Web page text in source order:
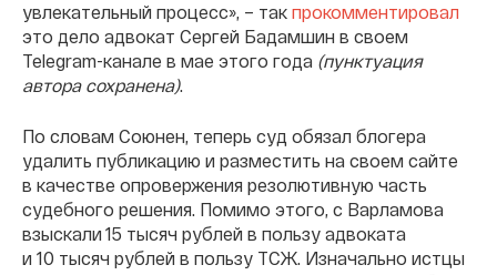
увлекательный процесс», – так прокомментировал
это дело адвокат Сергей Бадамшин в своем
Telegram-канале в мае этого года (пунктуация
автора сохранена).
По словам Союнен, теперь суд обязал блогера
удалить публикацию и разместить на своем сайте
в качестве опровержения резолютивную часть
судебного решения. Помимо этого, с Варламова
взыскали 15 тысяч рублей в пользу адвоката
и 10 тысяч рублей в пользу ТСЖ. Изначально истцы